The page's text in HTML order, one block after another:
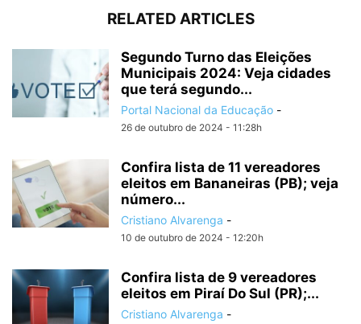
RELATED ARTICLES
Segundo Turno das Eleições
Municipais 2024: Veja cidades
que terá segundo...
Portal Nacional da Educação -
26 de outubro de 2024 - 11:28h
Confira lista de 11 vereadores
eleitos em Bananeiras (PB); veja
número...
Cristiano Alvarenga -
10 de outubro de 2024 - 12:20h
Confira lista de 9 vereadores
eleitos em Piraí Do Sul (PR);...
Cristiano Alvarenga -